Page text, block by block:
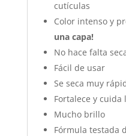
cutículas
Color intenso y
una capa!
No hace falta
Fácil de usar
Se seca muy
Fortalece y cuida
Mucho brillo
Fórmula testada